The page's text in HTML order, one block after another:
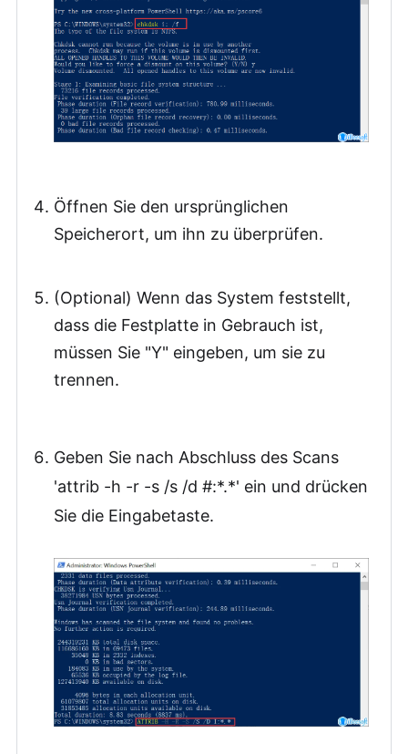
Öffnen Sie den ursprünglichen
Speicherort, um ihn zu überprüfen.
(Optional) Wenn das System feststellt,
dass die Festplatte in Gebrauch ist,
müssen Sie "Y" eingeben, um sie zu
trennen.
Geben Sie nach Abschluss des Scans
'attrib -h -r -s /s /d #:*.*' ein und drücken
Sie die Eingabetaste.